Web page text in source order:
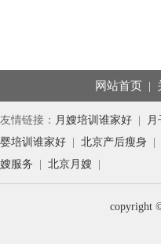
网站首页 |
友情链接： 月嫂培训谁家好 月
婴培训谁家好
北京产后瘦身
嫂服务
北京月嫂
copyright